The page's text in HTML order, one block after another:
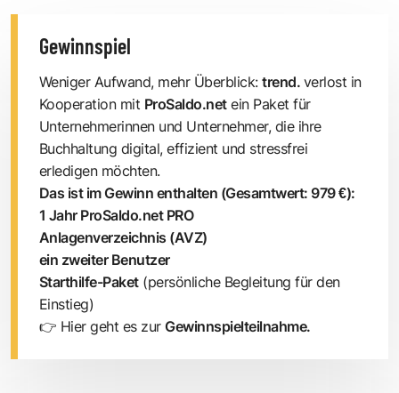
Gewinnspiel
Weniger Aufwand, mehr Überblick:trend. verlost in
Kooperation mit ProSaldo.net ein Paket für
Unternehmerinnen und Unternehmer, die ihre
Buchhaltung digital, effizient und stressfrei
erledigen möchten.
Das ist im Gewinn enthalten (Gesamtwert: 979 €):
1 Jahr ProSaldo.net PRO
Anlagenverzeichnis (AVZ)
ein zweiter Benutzer
Starthilfe-Paket (persönliche Begleitung für den
Einstieg)
👉 Hier geht es zurGewinnspielteilnahme.